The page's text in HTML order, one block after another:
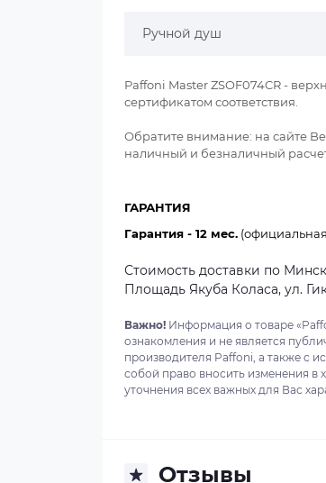
Ручной душ
Paffoni Master ZSOF074CR -
сертификатом соответствия.
Обратите внимание: на сайте
наличный и безналичный
ГАРАНТИЯ
Гарантия - 12 мес.
Стоимость доставки по
Площадь Якуба Коласа, ул.
Важно! Информация о товаре
ознакомления и не является
производителя Paffoni, а также с
собой право вносить изменения в
уточнения всех важных для Вас
Отзывы